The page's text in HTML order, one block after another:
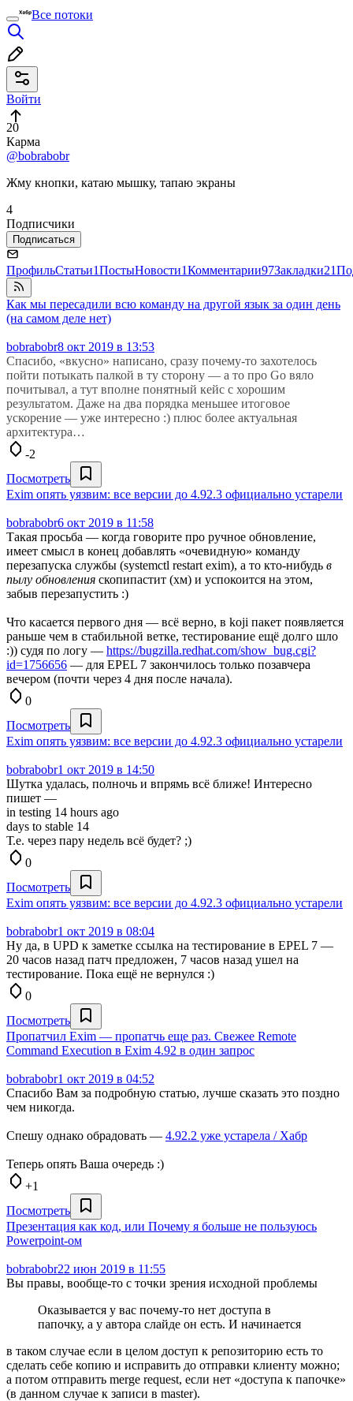
Все потоки
Войти
20
Карма
@bobrabobr
Жму кнопки, катаю мышку, тапаю экраны
4
Подписчики
Подписаться
ПрофильСтатьи1ПостыНовости1Комментарии97Закладки21
Как мы пересадили всю команду на другой язык за один день
(на самом деле нет)
bobrabobr8 окт 2019 в 13:53
Спасибо, «вкусно» написано, сразу почему-то захотелось
пойти потыкать палкой в ту сторону — а то про Go вяло
почитывал, а тут вполне понятный кейс с хорошим
результатом. Даже на два порядка меньшее итоговое
ускорение — уже интересно :) плюс более актуальная
архитектура…
-2
Посмотреть
Exim опять уязвим: все версии до 4.92.3 официально устарели
bobrabobr6 окт 2019 в 11:58
Такая просьба — когда говорите про ручное обновление,
имеет смысл в конец добавлять «очевидную» команду
перезапуска службы (systemctl restart exim), а то кто-нибудь в
пылу обновления скопипастит (хм) и успокоится на этом,
забыв перезапустить :)
Что касается первого дня — всё верно, в koji пакет появляется
раньше чем в стабильной ветке, тестирование ещё долго шло
:)) судя по логу — https://bugzilla.redhat.com/show_bug.cgi?
id=1756656 — для EPEL 7 закончилось только позавчера
вечером (почти через 4 дня после начала).
0
Посмотреть
Exim опять уязвим: все версии до 4.92.3 официально устарели
bobrabobr1 окт 2019 в 14:50
Шутка удалась, полночь и впрямь всё ближе! Интересно
пишет —
in testing 14 hours ago
days to stable 14
Т.е. через пару недель всё будет? ;)
0
Посмотреть
Exim опять уязвим: все версии до 4.92.3 официально устарели
bobrabobr1 окт 2019 в 08:04
Ну да, в UPD к заметке ссылка на тестирование в EPEL 7 —
20 часов назад патч предложен, 7 часов назад ушел на
тестирование. Пока ещё не вернулся :)
0
Посмотреть
Пропатчил Exim — пропатчь еще раз. Свежее Remote
Command Execution в Exim 4.92 в один запрос
bobrabobr1 окт 2019 в 04:52
Спасибо Вам за подробную статью, лучше сказать это поздно
чем никогда.
Спешу однако обрадовать — 4.92.2 уже устарела / Хабр
Теперь опять Ваша очередь :)
+1
Посмотреть
Презентация как код, или Почему я больше не пользуюсь
Powerpoint-ом
bobrabobr22 июн 2019 в 11:55
Вы правы, вообще-то с точки зрения исходной проблемы
Оказывается у вас почему-то нет доступа в
папочку, а у автора слайде он есть. И начинается
в таком случае если в целом доступ к репозиторию есть то
сделать себе копию и исправить до отправки клиенту можно;
а потом отправить merge request, если нет «доступа к папочке»
(в данном случае к записи в master).